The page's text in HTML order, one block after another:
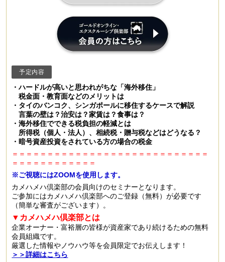
予定内容
・ハードルが高いと思われがちな「海外移住」
税金面・教育面などのメリットは
・タイのバンコク、シンガポールに移住するケースで解説
言葉の壁は？治安は？家賃は？食事は？
・海外移住でできる税負担の軽減とは
所得税（個人・法人）、相続税・贈与税などはどうなる？
・暗号資産投資をされている方の場合の税金
＝＝＝＝＝＝＝＝＝＝＝＝＝＝＝＝＝＝＝＝＝＝＝＝＝＝＝＝
＝＝＝＝＝＝＝＝＝＝＝＝
※ご視聴にはZOOMを使用します。
カメハメハ倶楽部の会員向けのセミナーとなります。
ご参加にはカメハメハ倶楽部へのご登録（無料）が必要です
（簡単な審査がございます）。
▼カメハメハ倶楽部とは
企業オーナー・富裕層の皆様が資産家であり続けるための無料
会員組織です。
厳選した情報やノウハウ等を会員限定でお伝えします！
＞＞詳細はこちら